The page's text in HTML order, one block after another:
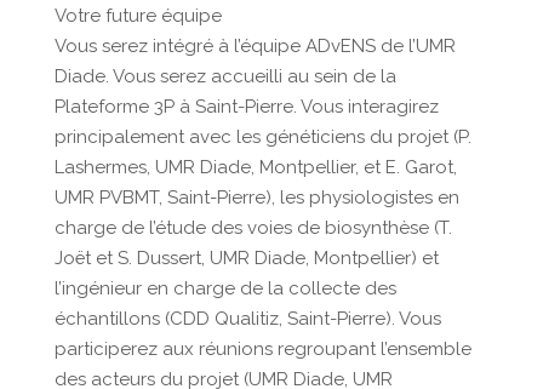
Votre future équipe
Vous serez intégré à l’équipe ADvENS de l’UMR
Diade. Vous serez accueilli au sein de la
Plateforme 3P à Saint-Pierre. Vous interagirez
principalement avec les généticiens du projet (P.
Lashermes, UMR Diade, Montpellier, et E. Garot,
UMR PVBMT, Saint-Pierre), les physiologistes en
charge de l’étude des voies de biosynthèse (T.
Joët et S. Dussert, UMR Diade, Montpellier) et
l’ingénieur en charge de la collecte des
échantillons (CDD Qualitiz, Saint-Pierre). Vous
participerez aux réunions regroupant l’ensemble
des acteurs du projet (UMR Diade, UMR